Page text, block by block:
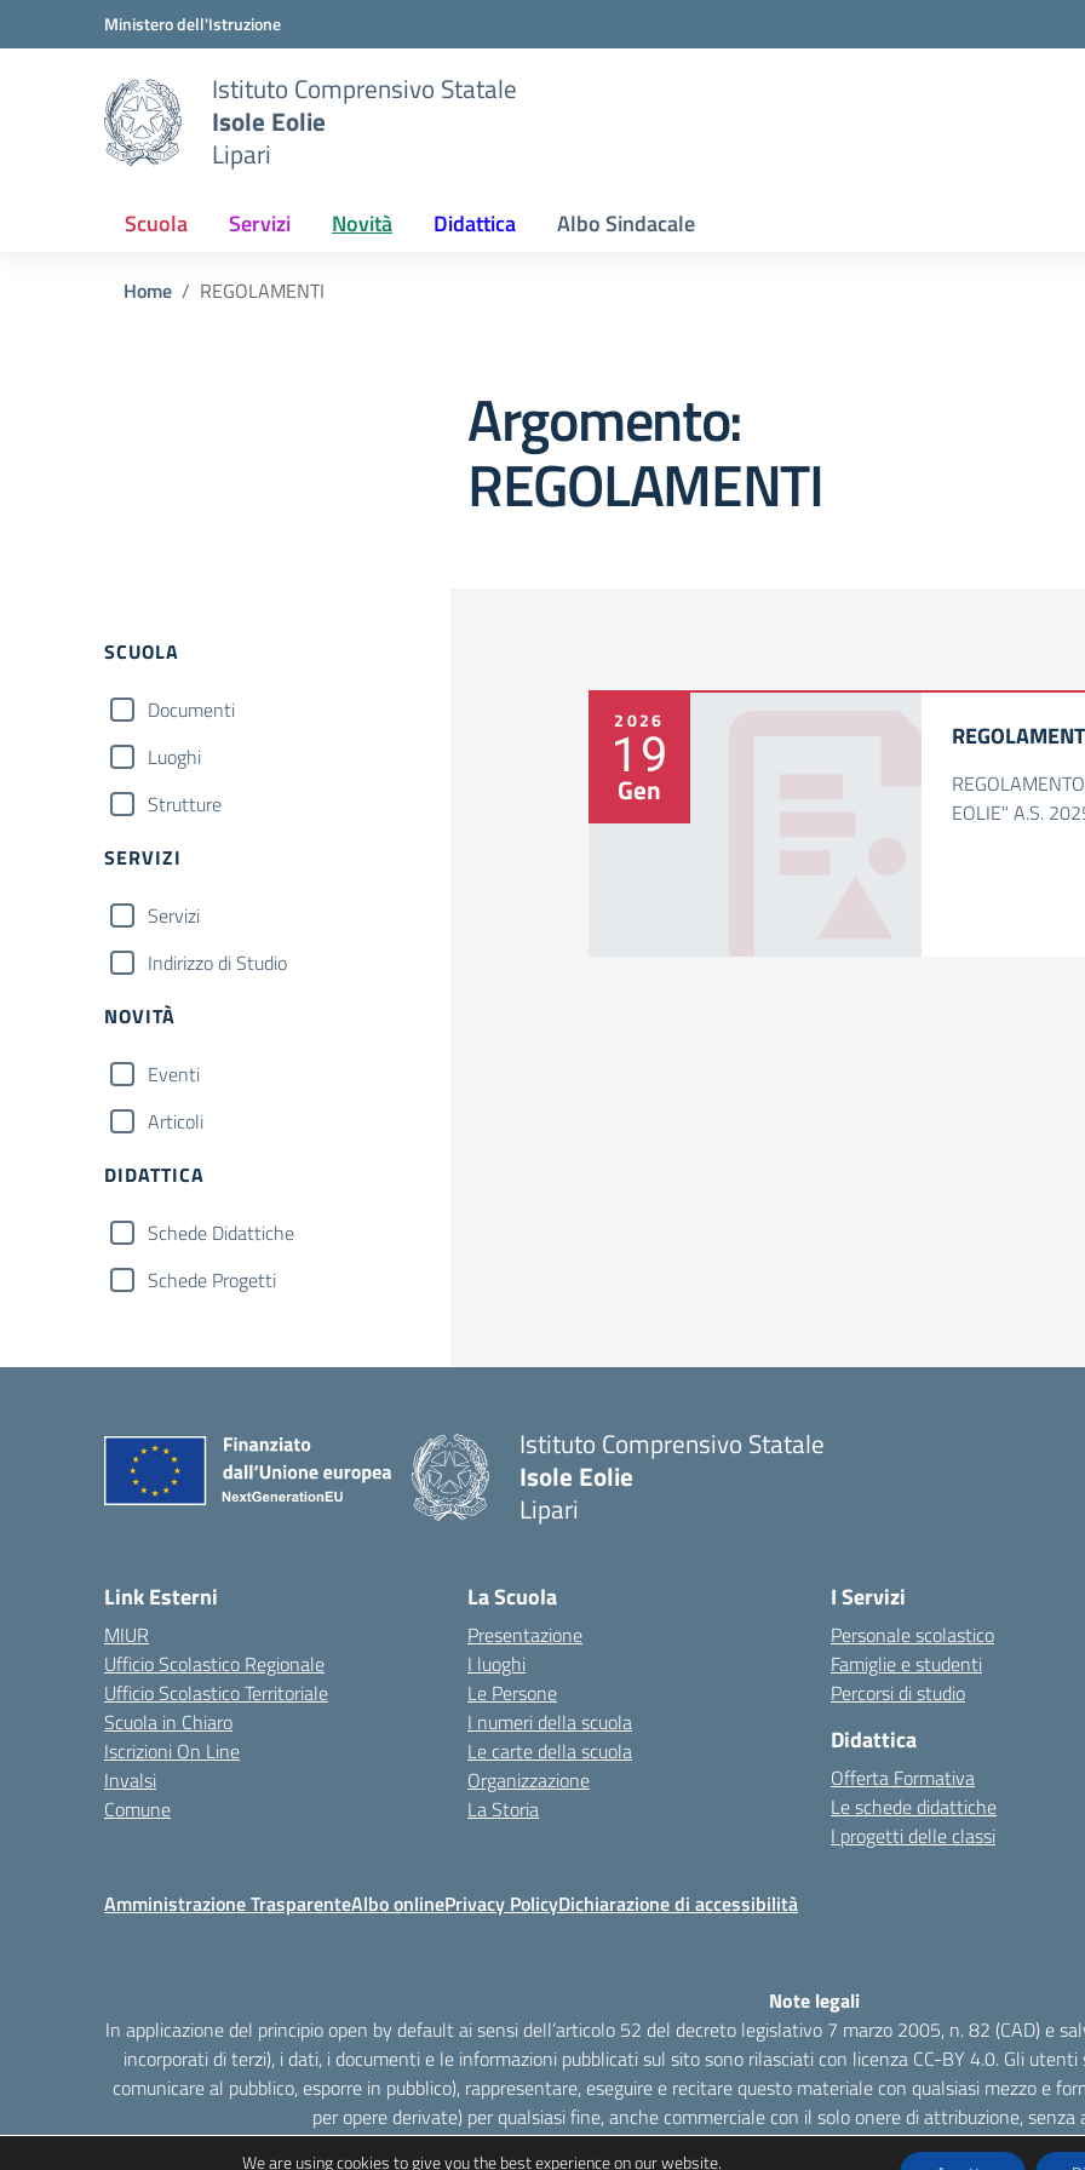
Vai ai contenuti
Vai al menu di navigazione
Ministero dell'Istruzione
Istituto Comprensivo Statale
Isole Eolie
Lipari
Scuola Servizi Novità Didattica Albo Sindacale
Home REGOLAMENTI
Argomento:
REGOLAMENTI
SCUOLA
Documenti
Luoghi
Strutture
SERVIZI
Servizi
Indirizzo di Studio
NOVITÀ
Eventi
Articoli
DIDATTICA
Schede Didattiche
Schede Progetti
2026
19
Gen
EOLIE" A.S.
Istituto Comprensivo Statale
Isole Eolie
Lipari
Link Esterni
MIUR
Ufficio Scolastico Regionale
Ufficio Scolastico Territoriale
Scuola in Chiaro
Iscrizioni On Line
Invalsi
Comune
La Scuola
Presentazione
I luoghi
Le Persone
I numeri della scuola
Le carte della scuola
Organizzazione
La Storia
I Servizi
Personale scolastico
Famiglie e studenti
Percorsi di studio
Didattica
Offerta Formativa
Le schede didattiche
I progetti delle classi
Amministrazione TrasparenteAlbo onlinePrivacy PolicyDichiarazione di accessibilità
Note legali
In applicazione del principio open by default ai sensi dell’articolo 52 del decreto legislativo 7 marzo 2005, n. 82 (CAD) e
incorporati di terzi), i dati, i documenti e le informazioni pubblicati sul sito sono rilasciati con licenza CC-BY 4.0. Gli
comunicare al pubblico, esporre in pubblico), rappresentare, eseguire e recitare questo materiale con qualsiasi mezzo e
per opere derivate) per qualsiasi fine, anche commerciale con il solo onere di attribuzione,
We are using cookies to give you the best experience on our website.